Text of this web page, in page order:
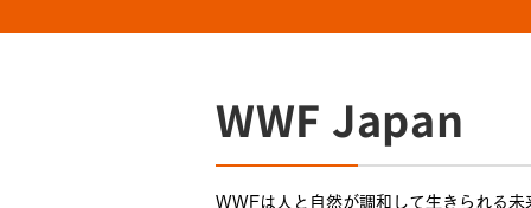
WWF Japan
WWFは人と自然が調和して生きられる